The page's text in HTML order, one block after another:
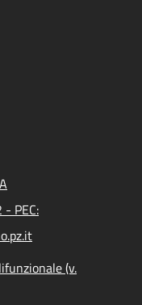
PEC:
(v.